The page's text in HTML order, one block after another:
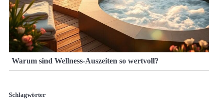
Warum sind Wellness-Auszeiten so wertvoll?
Schlagwörter